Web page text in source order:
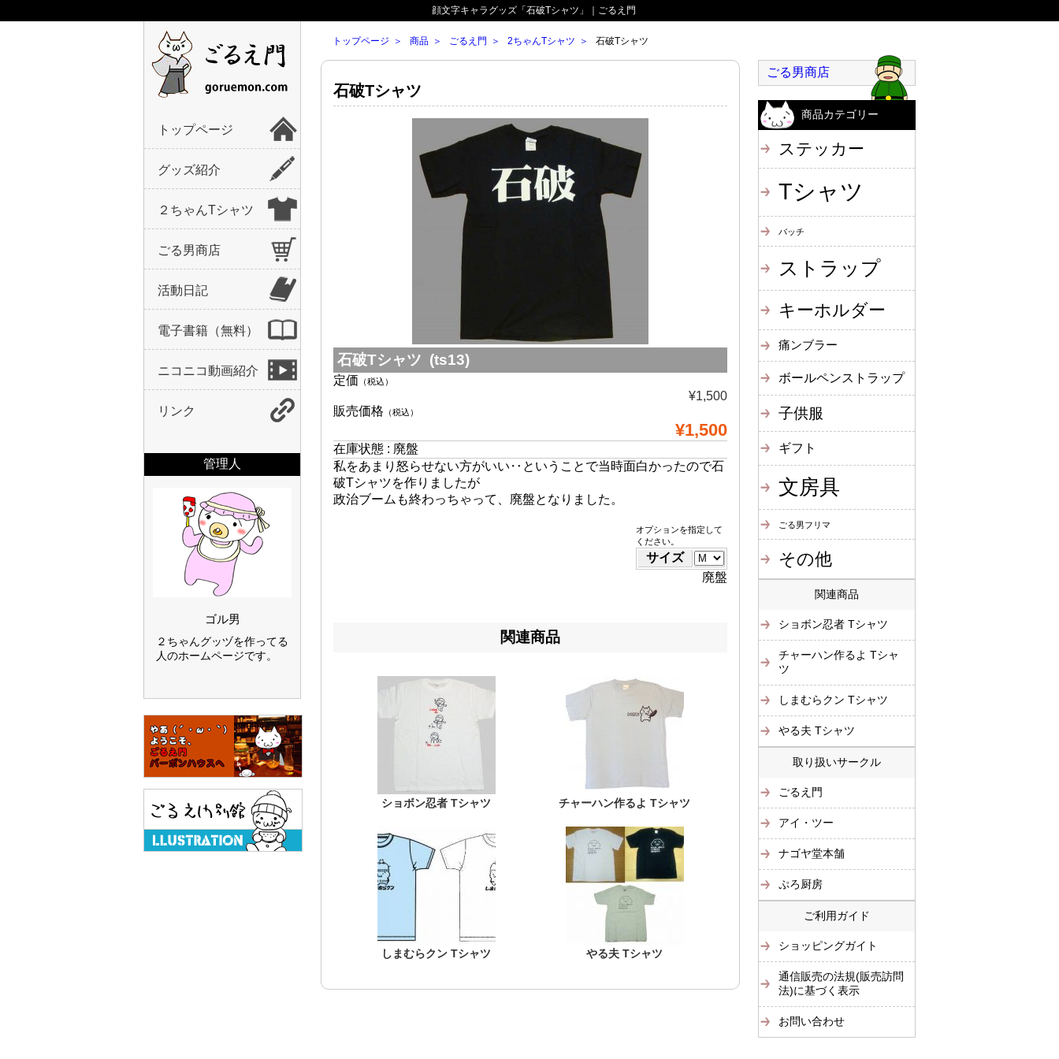
顔文字キャラグッズ「石破Tシャツ」｜ごるえ門
トップページ
グッズ紹介
２ちゃんTシャツ
ごる男商店
活動日記
電子書籍（無料）
ニコニコ動画紹介
リンク
管理人
ゴル男
２ちゃんグッヅを作ってる
人のホームページです。
トップページ 商品 ごるえ門 2ちゃんTシャツ 石破Tシャツ
石破Tシャツ
石破Tシャツ (ts13)
定価 （税込）
¥1,500
販売価格 （税込）
¥1,500
在庫状態 : 廃盤
私をあまり怒らせない方がいい‥ということで当時面白かったので石
破Tシャツを作りましたが
政治ブームも終わっちゃって、廃盤となりました。
オプションを指定して
ください。
サイズ
廃盤
関連商品
ショボン忍者 Tシャツ チャーハン作るよ Tシャツ
しまむらクン Tシャツ やる夫 Tシャツ
ごる男商店
商品カテゴリー
ステッカー
Tシャツ
バッチ
ストラップ
キーホルダー
痛ンブラー
ボールペンストラップ
子供服
ギフト
文房具
ごる男フリマ
その他
関連商品
ショボン忍者 Tシャツ
チャーハン作るよ Tシャ
ツ
しまむらクン Tシャツ
やる夫 Tシャツ
取り扱いサークル
ごるえ門
アイ・ツー
ナゴヤ堂本舗
ぷろ厨房
ご利用ガイド
ショッピングガイト
通信販売の法規(販売訪問
法)に基づく表示
お問い合わせ